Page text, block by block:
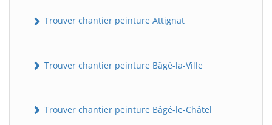
Trouver chantier peinture Attignat
Trouver chantier peinture Bâgé-la-Ville
Trouver chantier peinture Bâgé-le-Châtel